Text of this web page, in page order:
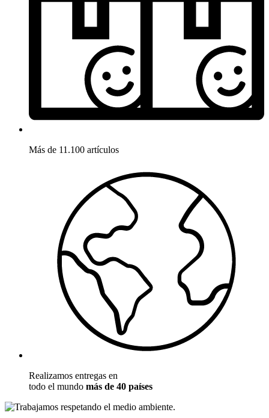
Más de 11.100 artículos
Realizamos entregas en
todo el mundo más de 40 países